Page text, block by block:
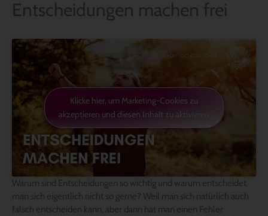
Entscheidungen machen frei
Klicke hier, um Marketing-Cookies zu
akzeptieren und diesen Inhalt zu aktivieren
Warum sind Entscheidungen so wichtig und warum entscheidet
man sich eigentlich nicht so gerne? Weil man sich natürlich auch
falsch entscheiden kann, aber dann hat man einen Fehler